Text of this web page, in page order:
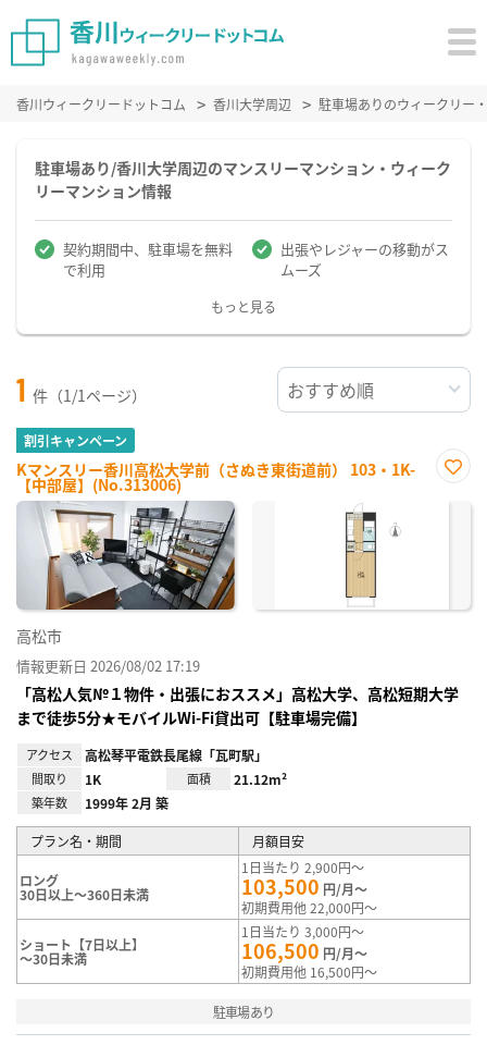
香川ウィークリードットコム 香川大学周辺 駐車場ありのウィークリー
駐車場あり/香川大学周辺のマンスリーマンション・ウィーク
リーマンション情報
契約期間中、駐車場を無料
で利用
出張やレジャーの移動がス
ムーズ
もっと見る
1 件（1/1ページ）
割引キャンペーン
Kマンスリー香川高松大学前（さぬき東街道前） 103・1K-
【中部屋】(No.313006)
に入
高松市
情報更新日 2026/08/02 17:19
「高松人気№１物件・出張におススメ」高松大学、高松短期大学
まで徒歩5分★モバイルWi-Fi貸出可【駐車場完備】
アクセス 高松琴平電鉄長尾線「瓦町駅」
間取り 1K 面積 21.12m²
築年数 1999年 2月 築
プラン名・期間 月額目安
ロング
30日以上～360日未満
1日当たり 2,900円～
103,500 円/月～
初期費用他 22,000円～
ショート【7日以上】
～30日未満
1日当たり 3,000円～
106,500 円/月～
初期費用他 16,500円～
駐車場あり